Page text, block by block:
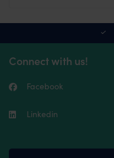
options
Connect with us!
Facebook
Linkedin